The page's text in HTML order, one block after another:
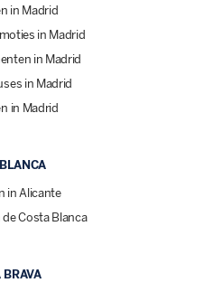
in Madrid
in Madrid
in Madrid
in Madrid
in Madrid
in Alicante
de Costa Blanca
BRAVA